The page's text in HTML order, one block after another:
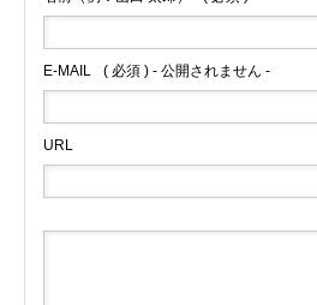
E-MAIL ( 必須 ) - 公開されません -
URL